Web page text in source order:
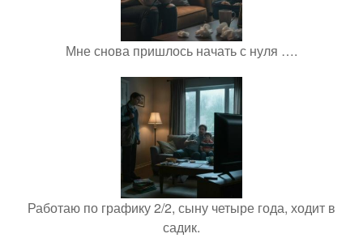
Мне снова пришлось начать с нуля ….
Работаю по графику 2/2, сыну четыре года, ходит в
садик.